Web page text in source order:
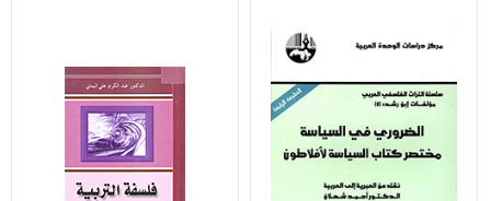
اكسسوارات
ملابس
مطرزات
حقائب
القراءة
iKitab
حدود
نيل
عن